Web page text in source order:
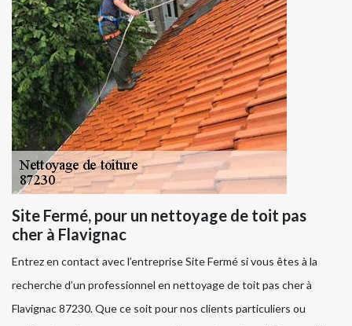
Site Fermé, pour un nettoyage de toit pas
cher à Flavignac
Entrez en contact avec l’entreprise Site Fermé si vous êtes à la
recherche d’un professionnel en nettoyage de toit pas cher à
Flavignac 87230. Que ce soit pour nos clients particuliers ou